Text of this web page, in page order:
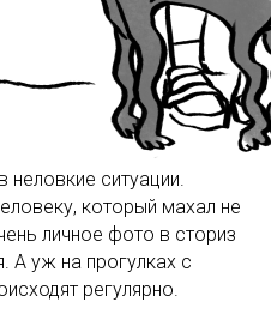
ситуации.
который махал не
личное фото в сториз
А уж на прогулках с
регулярно.